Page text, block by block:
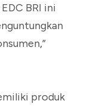
BRI ini
produk